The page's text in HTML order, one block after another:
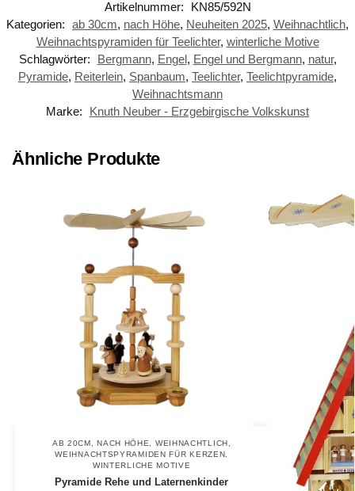
Artikelnummer:
KN85/592N
Kategorien: ab 30cm, nach Höhe, Neuheiten 2025, Weihnachtlich,
Weihnachtspyramiden für Teelichter, winterliche Motive
Schlagwörter:
Bergmann, Engel, Engel und Bergmann, natur,
Pyramide, Reiterlein, Spanbaum, Teelichter, Teelichtpyramide,
Weihnachtsmann
Marke:
Knuth Neuber - Erzgebirgische Volkskunst
Ähnliche Produkte
AB 20CM ,NACH HÖHE WEIHNACHTLICH
WEIHNACHTSPYRAMIDEN FÜR KERZEN
WINTERLICHE MOTIVE
Pyramide Rehe und Laternenkinder